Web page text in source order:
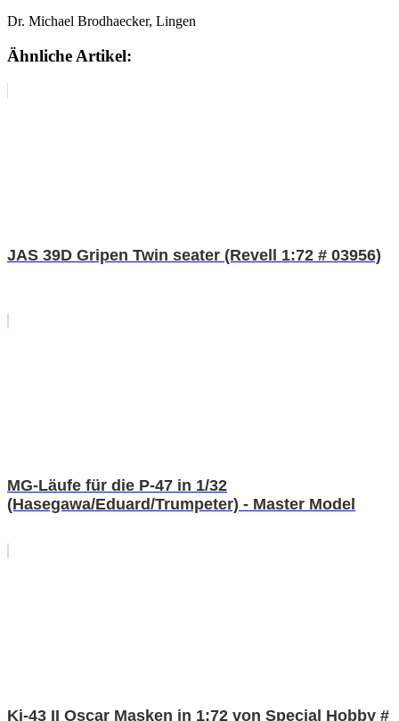
Dr. Michael Brodhaecker, Lingen
Ähnliche Artikel:
JAS 39D Gripen Twin seater (Revell 1:72 # 03956)
MG-Läufe für die P-47 in 1/32
(Hasegawa/Eduard/Trumpeter) - Master Model
Ki-43 II Oscar Masken in 1:72 von Special Hobby #